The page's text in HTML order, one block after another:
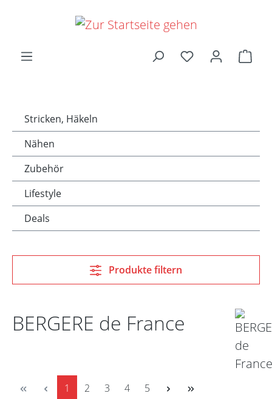
Zum Hauptinhalt springen
Stricken, Häkeln
Nähen
Zubehör
Lifestyle
Deals
Produkte filtern
BERGERE de France
Seite
1 Seite
2 Seite
3 Seite
4 Seite
5